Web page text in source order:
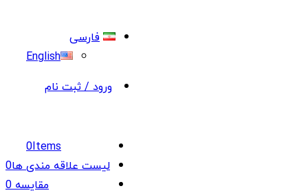
فارسی
English
ورود / ثبت نام
0Items
لیست علاقه مندی ها0
مقایسه0